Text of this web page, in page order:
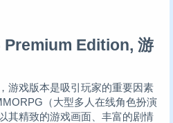
Premium Edition, 游
戏版本是吸引玩家的重要因素
（大型多人在线角色扮演
其精致的游戏画面、丰富的剧情